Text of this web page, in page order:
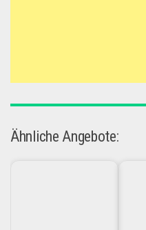
Ähnliche Angebote: